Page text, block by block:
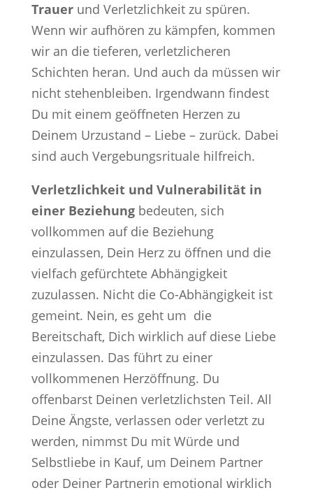
Trauerund Verletzlichkeit zu spüren.
Wenn wir aufhören zu kämpfen, kommen
wir an die tieferen, verletzlicheren
Schichten heran. Und auch da müssen wir
nicht stehenbleiben. Irgendwann findest
Du mit einem geöffneten Herzen zu
Deinem Urzustand – Liebe – zurück. Dabei
sind auch Vergebungsrituale hilfreich.
Verletzlichkeit und Vulnerabilität in
einer Beziehung bedeuten, sich
vollkommen auf die Beziehung
einzulassen, Dein Herz zu öffnen und die
vielfach gefürchtete Abhängigkeit
zuzulassen. Nicht die Co-Abhängigkeit ist
gemeint. Nein, es geht um die
Bereitschaft, Dich wirklich auf diese Liebe
einzulassen. Das führt zu einer
vollkommenen Herzöffnung. Du
offenbarst Deinen verletzlichsten Teil. All
Deine Ängste, verlassen oder verletzt zu
werden, nimmst Du mit Würde und
Selbstliebe in Kauf, um Deinem Partner
oder Deiner Partnerin emotional wirklich